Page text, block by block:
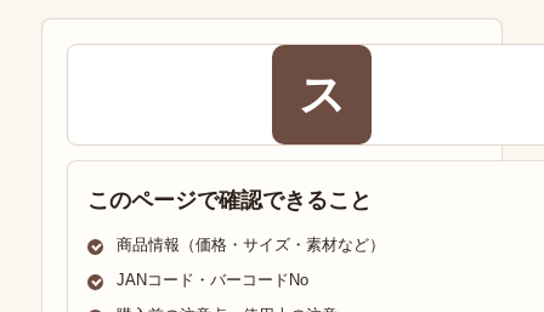
ス
このページで確認できること
商品情報（価格・サイズ・素材など）
JANコード・バーコードNo